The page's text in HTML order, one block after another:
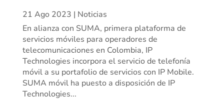
21 Ago 2023 | Noticias
En alianza con SUMA, primera plataforma de
servicios móviles para operadores de
telecomunicaciones en Colombia, IP
Technologies incorpora el servicio de telefonía
móvil a su portafolio de servicios con IP Mobile.
SUMA móvil ha puesto a disposición de IP
Technologies...